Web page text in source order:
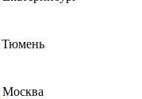
Тюмень
Москва